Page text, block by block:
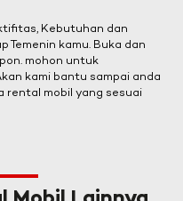
Kebutuhan dan
Temenin kamu. Buka dan
mohon untuk
kami bantu sampai anda
rental mobil yang sesuai